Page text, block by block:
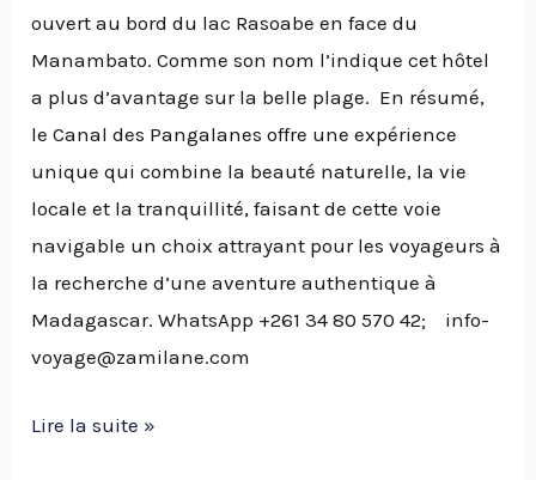
ouvert au bord du lac Rasoabe en face du
Manambato. Comme son nom l’indique cet hôtel
a plus d’avantage sur la belle plage. En résumé,
le Canal des Pangalanes offre une expérience
unique qui combine la beauté naturelle, la vie
locale et la tranquillité, faisant de cette voie
navigable un choix attrayant pour les voyageurs à
la recherche d’une aventure authentique à
Madagascar. WhatsApp +261 34 80 570 42; info-
voyage@zamilane.com
Lire la suite »